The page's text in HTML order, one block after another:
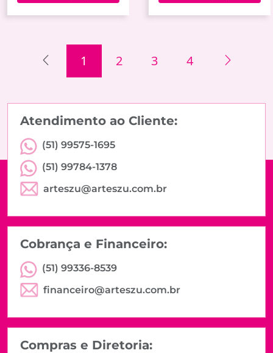
1 2 3 4
Atendimento ao Cliente:
(51) 99575-1695
(51) 99784-1378
arteszu@arteszu.com.br
Cobrança e Financeiro:
(51) 99336-8539
financeiro@arteszu.com.br
Compras e Diretoria: